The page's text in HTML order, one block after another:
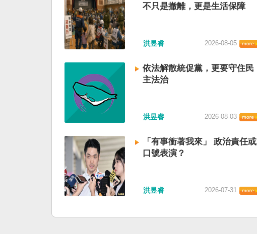
不只是撤離，更是生活保障
洪昱睿 2026-08-05
依法解散統促黨，更要守住民
主法治
洪昱睿 2026-08-03
「有事衝著我來」 政治責任或
口號表演？
洪昱睿 2026-07-31